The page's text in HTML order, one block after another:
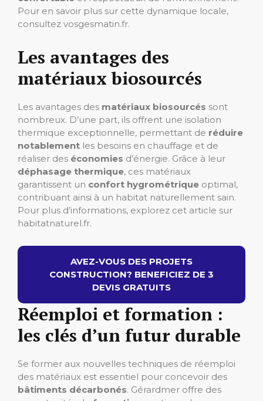
Pour en savoir plus sur cette dynamique locale,
consultez vosgesmatin.fr.
Les avantages des
matériaux biosourcés
Les avantages des matériaux biosourcés sont
nombreux. D’une part, ils offrent une isolation
thermique exceptionnelle, permettant de réduire
notablement les besoins en chauffage et de
réaliser des économies d’énergie. Grâce à leur
déphasage thermique, ces matériaux
garantissent un confort hygrométrique optimal,
contribuant ainsi à un habitat naturellement sain.
Pour plus d’informations, explorez cet article sur
habitatnaturel.fr.
AVEZ-VOUS DES PROJETS
CONSTRUCTION? BENEFICIEZ DE 3
DEVIS GRATUITS
Réemploi et formation :
les clés d’un futur durable
Se former aux nouvelles techniques de réemploi
des matériaux est essentiel pour concevoir des
bâtiments décarbonés. Gérardmer offre des